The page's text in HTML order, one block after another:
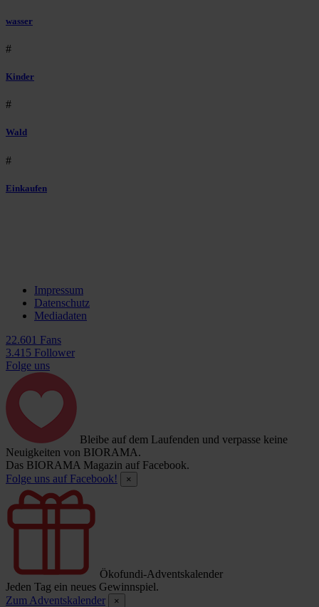
wasser
#
Kinder
#
Wald
#
Einkaufen
Impressum
Datenschutz
Mediadaten
22.601 Fans
3.415 Follower
Folge uns
Bleibe auf dem Laufenden und verpasse keine
Neuigkeiten von BIORAMA.
Das BIORAMA Magazin auf Facebook.
Folge uns auf Facebook!
×
Ökofundi-Adventskalender
Jeden Tag ein neues Gewinnspiel.
Zum Adventskalender
×